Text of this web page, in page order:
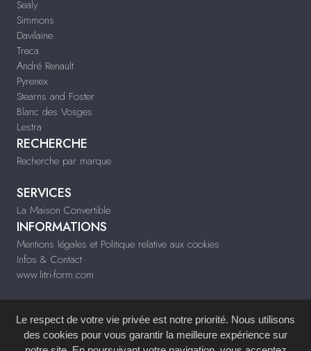
Sealy
Simmons
Davilaine
Treca
André Renault
Pyrenex
Stearns and Foster
Blanc des Vosges
Lestra
RECHERCHE
Recherche par marque
SERVICES
La Maison Convertible
INFORMATIONS
Mentions légales et Politique relative aux cookies
Infos & Contact
www.litri-form.com
Le respect de votre vie privée est notre priorité. Nous utilisons
des cookies pour vous garantir la meilleure expérience sur